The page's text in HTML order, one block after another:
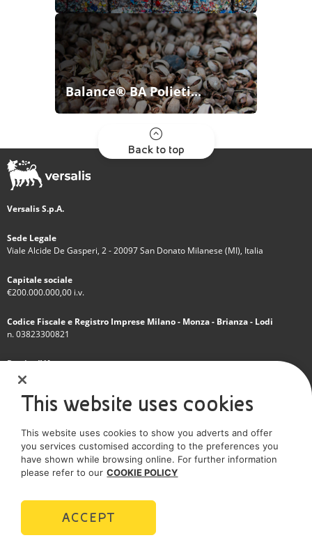
Balance® BA Polieti...
Back to top
Versalis S.p.A.
Sede Legale
Viale Alcide De Gasperi, 2 - 20097 San Donato Milanese (MI), Italia
Capitale sociale
€200.000.000,00 i.v.
Codice Fiscale e Registro Imprese Milano - Monza - Brianza - Lodi
n. 03823300821
Partita IVA
IT 01768800748 - R.E.A. Milano n.1351279
Società soggetta all'attività di direzione e coordinamento dell'Eni S.p.A.
Società con unico socio
SOCIAL MEDIA
POLICIES
This website uses cookies
This website uses cookies to show you adverts and offer
you services customised according to the preferences you
have shown while browsing online. For further information
please refer to our COOKIE POLICY
ACCEPT